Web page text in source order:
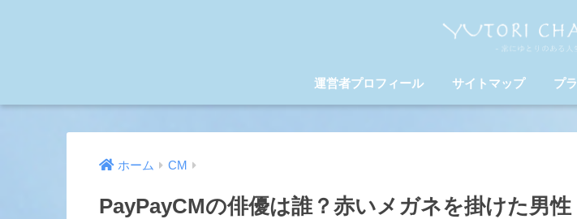
運営者プロフィール サイトマップ プ
ホーム CM
PayPayCMの俳優は誰？赤いメガネを掛けた男性